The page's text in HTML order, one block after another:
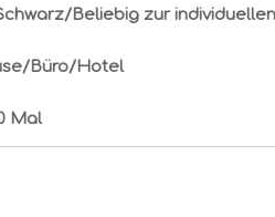
Beliebig zur
Büro/Hotel
Mal